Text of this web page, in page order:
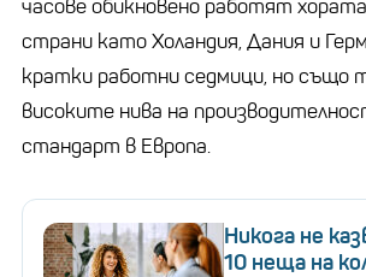
часове обикновено работят
страни като Холандия, Дания и
кратки работни седмици, но също
високите нива на
стандарт в Европа.
Никога не
10 неща на